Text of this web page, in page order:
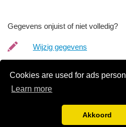
Cookies are used for ads
Learn more
Akkoord
Gegevens onjuist of niet volledig?
Wijzig gegevens